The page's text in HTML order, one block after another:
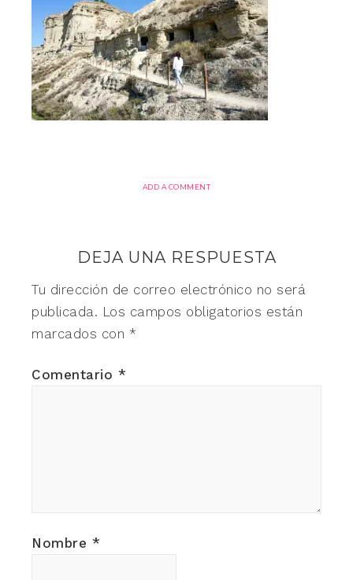
ADD A COMMENT
DEJA UNA RESPUESTA
Tu dirección de correo electrónico no será
publicada. Los campos obligatorios están
marcados con *
Comentario *
Nombre *